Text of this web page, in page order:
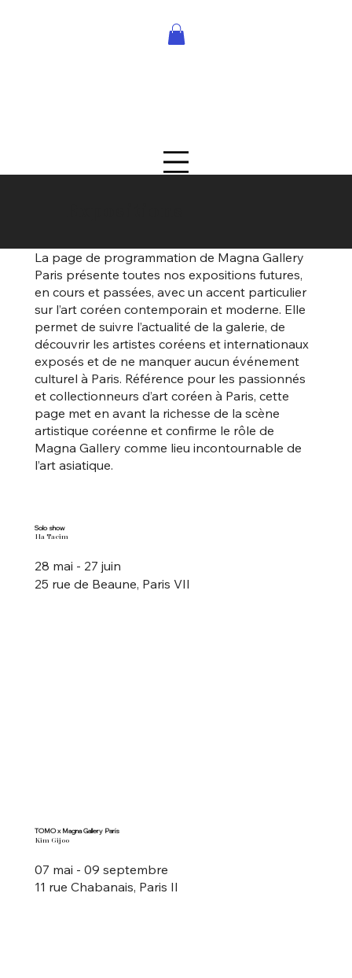
La page de programmation de Magna Gallery
Paris présente toutes nos expositions futures,
en cours et passées, avec un accent particulier
sur l’art coréen contemporain et moderne. Elle
permet de suivre l’actualité de la galerie, de
découvrir les artistes coréens et internationaux
exposés et de ne manquer aucun événement
culturel à Paris. Référence pour les passionnés
et collectionneurs d’art coréen à Paris, cette
page met en avant la richesse de la scène
artistique coréenne et confirme le rôle de
Magna Gallery comme lieu incontournable de
l’art asiatique.
Solo show
Ha Taeim
28 mai - 27 juin
25 rue de Beaune, Paris VII
TOMO x Magna Gallery Paris
Kim Gijoo
07 mai - 09 septembre
11 rue Chabanais, Paris II